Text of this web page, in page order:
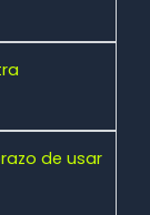
de usar